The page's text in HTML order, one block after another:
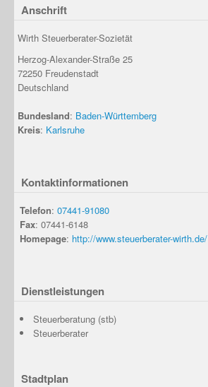
Anschrift
Wirth Steuerberater-Sozietät
Herzog-Alexander-Straße 25
72250 Freudenstadt
Deutschland
Bundesland: Baden-Württemberg
Kreis: Karlsruhe
Kontaktinformationen
Telefon: 07441-91080
Fax: 07441-6148
Homepage: http://www.steuerberater-wirth.de/
Dienstleistungen
Steuerberatung (stb)
Steuerberater
Stadtplan